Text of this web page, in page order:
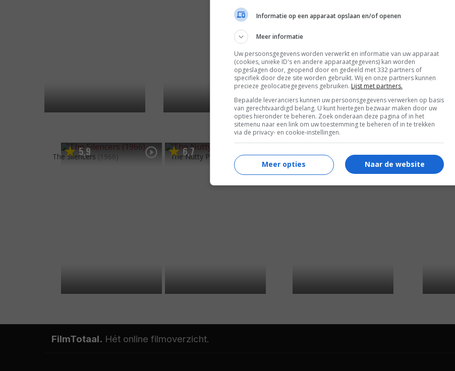
5,9
The Silencers (1966) 6,7
The Nutty Professor (1963) Girls! Girls! Girls! (1962) Li'l Abner (1959)
FilmTotaal. Hét online filmoverzicht.
Informatie op een apparaat opslaan en/of openen
Meer informatie
Uw persoonsgegevens worden verwerkt en informatie van uw apparaat
(cookies, unieke ID's en andere apparaatgegevens) kan worden
opgeslagen door, geopend door en gedeeld met 332 partners of
specifiek door deze site worden gebruikt. Wij en onze partners kunnen
precieze geolocatiegegevens gebruiken. Lijst met partners.
Bepaalde leveranciers kunnen uw persoonsgegevens verwerken op basis
van gerechtvaardigd belang. U kunt hiertegen bezwaar maken door uw
opties hieronder te beheren. Zoek onderaan deze pagina of in het
sitemenu naar een link om uw toestemming te beheren of in te trekken
via de privacy- en cookie-instellingen.
Naar de website
Meer opties